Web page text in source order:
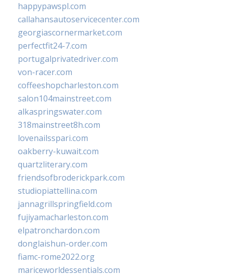
happypawspl.com
callahansautoservicecenter.com
georgiascornermarket.com
perfectfit24-7.com
portugalprivatedriver.com
von-racer.com
coffeeshopcharleston.com
salon104mainstreet.com
alkaspringswater.com
318mainstreet8h.com
lovenailsspari.com
oakberry-kuwait.com
quartzliterary.com
friendsofbroderickpark.com
studiopiattellina.com
jannagrillspringfield.com
fujiyamacharleston.com
elpatronchardon.com
donglaishun-order.com
fiamc-rome2022.org
mariceworldessentials.com